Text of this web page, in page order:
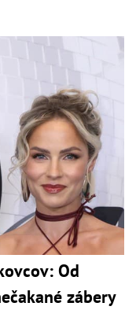
Od
zábery